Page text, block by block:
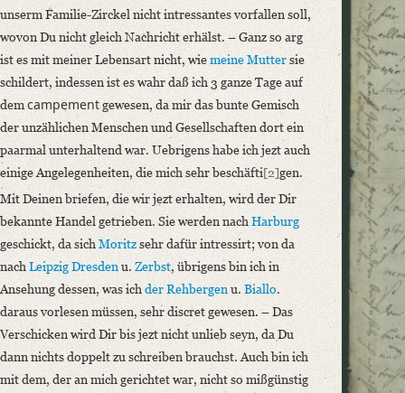
Number of Pages: 2S., hs. m. U.
Format: 19 x 11,6 cm
Incipit: „[1] II) Hannov. d. 3. Jun. 1791
Liebster Wilhelm, recht herzlichen Danck für Deine schönen und
Language
German
Editors
Bamberg, Claudia
Varwig, Olivia
unserm Familie-Zirckel nicht intressantes vorfallen soll,
wovon Du nicht gleich Nachricht erhälst. – Ganz so arg
ist es mit meiner Lebensart nicht, wiemeine Muttersie
schildert, indessen ist es wahr daß ich 3 ganze Tage auf
demcampementgewesen, da mir das bunte Gemisch
der unzählichen Menschen und Gesellschaften dort ein
paarmal unterhaltend war. Uebrigens habe ich jezt auch
einige Angelegenheiten, die mich sehr beschäfti[2]gen.
Mit Deinen briefen, die wir jezt erhalten, wird der Dir
bekannte Handel getrieben. Sie werden nach Harburg
geschickt, da sichMoritzsehr dafür intressirt; von da
nach LeipzigDresdenu. Zerbst, übrigens bin ich in
Ansehung dessen, was ich der Rehbergen u. Biallo.
daraus vorlesen müssen, sehr discret gewesen. – Das
Verschicken wird Dir bis jezt nicht unlieb seyn, da Du
dann nichts doppelt zu schreiben brauchst. Auch bin ich
mit dem, der an mich gerichtet war, nicht so mißgünstig